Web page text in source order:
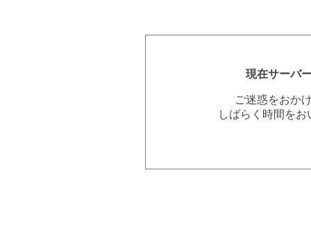
現在サーバ
ご迷惑をおか
しばらく時間を